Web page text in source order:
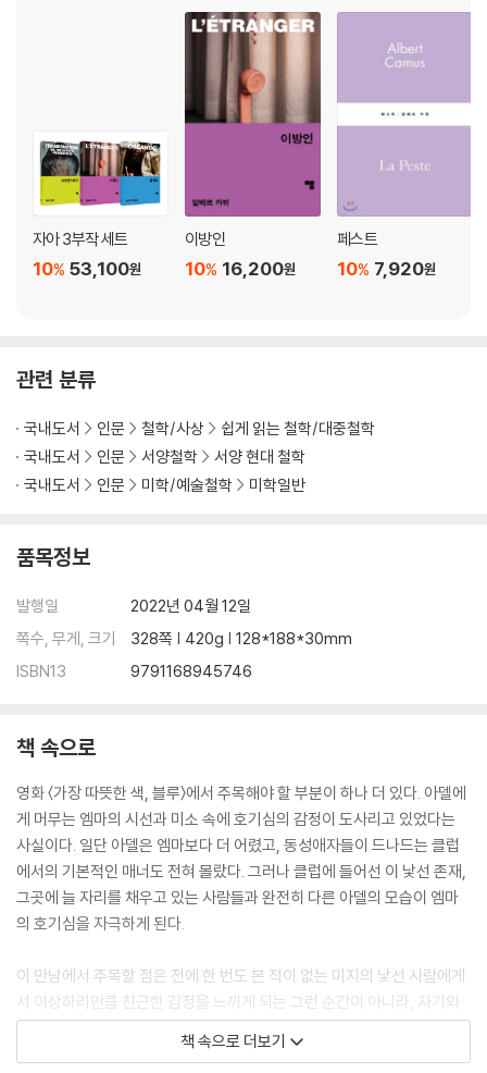
자아 3부작 세트
53,100원
10%
이방인
16,200원
10%
페스트
7,920원
10%
관련 분류
국내도서 인문 철학/사상
쉽게 읽는 철학/대중철학
국내도서
인문 서양철학
서양 현대 철학
국내도서
인문 미학/예술철학 미학일반
품목정보
발행일
2022년 04월 12일
쪽수, 무게, 크기
328쪽 | 420g | 128*188*30mm
ISBN13
9791168945746
책 속으로
영화 〈가장 따뜻한 색, 블루〉에서 주목해야 할 부분이 하나 더 있다. 아델에
게 머무는 엠마의 시선과 미소 속에 호기심의 감정이 도사리고 있었다는
사실이다. 일단 아델은 엠마보다 더 어렸고, 동성애자들이 드나드는 클럽
에서의 기본적인 매너도 전혀 몰랐다. 그러나 클럽에 들어선 이 낯선 존재,
그곳에 늘 자리를 채우고 있는 사람들과 완전히 다른 아델의 모습이 엠마
의 호기심을 자극하게 된다.
이 만남에서 주목할 점은 전에 한 번도 본 적이 없는 미지의 낯선 사람에게
서 이상하리만큼 친근한 감정을 느끼게 되는 그런 순간이 아니라, 자기와
완전히 다른 사람을 향해 다가가려는 욕망을 품는 순간이다. 비록 그 ‘다
름’이 친근하게 느껴지지는 않을지라도 말이다. 이와 같이 우리는 가깝고
책 속으로 더보기